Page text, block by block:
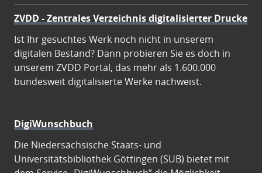
ZVDD - Zentrales Verzeichnis digitalisierter Drucke
Ist Ihr gesuchtes Werk noch nicht in unserem
digitalen Bestand? Dann probieren Sie es doch in
unserem ZVDD Portal, das mehr als 1.600.000
bundesweit digitalisierte Werke nachweist.
DigiWunschbuch
Die Niedersächsische Staats- und
Universitätsbibliothek Göttingen (SUB) bietet mit